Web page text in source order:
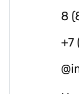
8
+7